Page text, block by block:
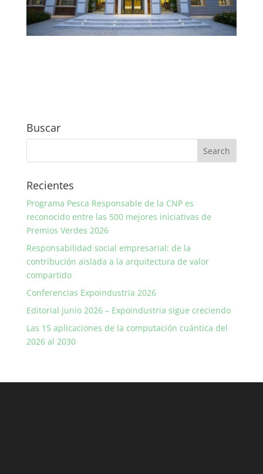
Buscar
Recientes
Programa Pesca Responsable de la CNP es
reconocido entre las 500 mejores iniciativas de
Premios Verdes 2026
Responsabilidad social empresarial: de la
contribución aislada a la arquitectura de valor
compartido
Conferencias Expoindustria 2026
Editorial junio 2026 – Expoindustria sigue creciendo
Las 15 aplicaciones de la computación cuántica del
2026 al 2030